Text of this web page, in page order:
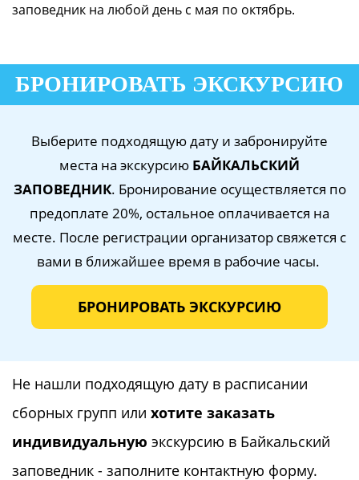
заповедник на любой день с мая по октябрь.
БРОНИРОВАТЬ ЭКСКУРСИЮ
Выберите подходящую дату и забронируйте
места на экскурсию БАЙКАЛЬСКИЙ
ЗАПОВЕДНИК. Бронирование осуществляется по
предоплате 20%, остальное оплачивается на
месте. После регистрации организатор свяжется с
вами в ближайшее время в рабочие часы.
БРОНИРОВАТЬ ЭКСКУРСИЮ
Не нашли подходящую дату в расписании
сборных групп или хотите заказать
индивидуальную экскурсию в Байкальский
заповедник - заполните контактную форму.